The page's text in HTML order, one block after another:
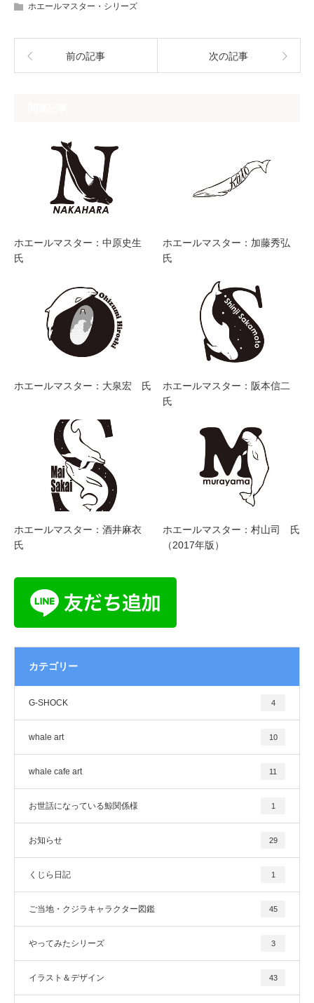
ホエールマスター・シリーズ
前の記事 次の記事
ホエールマスター：中原史生
氏
ホエールマスター：加藤秀弘
氏
ホエールマスター：大泉宏 氏
ホエールマスター：阪本信二
氏
ホエールマスター：酒井麻衣
氏
ホエールマスター：村山司 氏
（2017年版）
カテゴリー
G-SHOCK 4
whale art 10
whale cafe art 11
お世話になっている鯨関係様 1
お知らせ 29
くじら日記 1
ご当地・クジラキャラクター図鑑 45
やってみたシリーズ 3
イラスト＆デザイン 43